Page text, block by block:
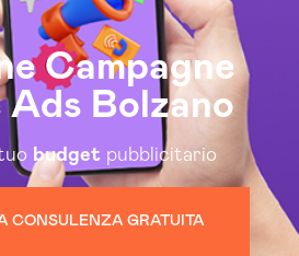
Campagne
Ads Bolzano
budgetpubblicitario
CONSULENZA GRATUITA